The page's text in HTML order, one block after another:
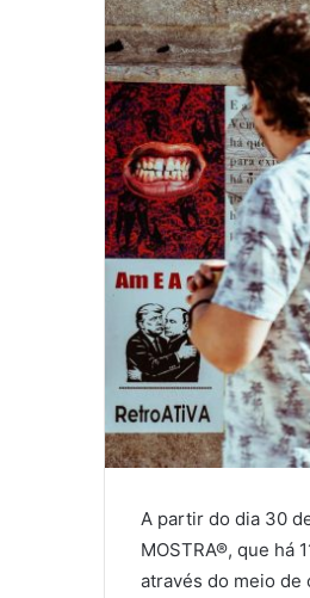
A partir do dia 30
MOSTRA®, que há
através do meio de